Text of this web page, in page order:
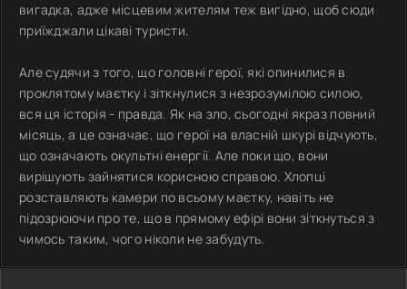
вигадка, адже місцевим жителям теж вигідно, щоб сюди
приїжджали цікаві туристи.
Але судячи з того, що головні герої, які опинилися в
проклятому маєтку і зіткнулися з незрозумілою силою,
вся ця історія - правда. Як на зло, сьогодні якраз повний
місяць, а це означає, що герої на власній шкурі відчують,
що означають окультні енергії. Але поки що, вони
вирішують зайнятися корисною справою. Хлопці
розставляють камери по всьому маєтку, навіть не
підозрюючи про те, що в прямому ефірі вони зіткнуться з
чимось таким, чого ніколи не забудуть.